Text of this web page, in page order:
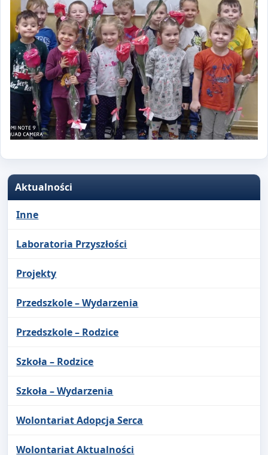
Aktualności
Inne
Laboratoria Przyszłości
Projekty
Przedszkole – Wydarzenia
Przedszkole – Rodzice
Szkoła – Rodzice
Szkoła – Wydarzenia
Wolontariat Adopcja Serca
Wolontariat Aktualności